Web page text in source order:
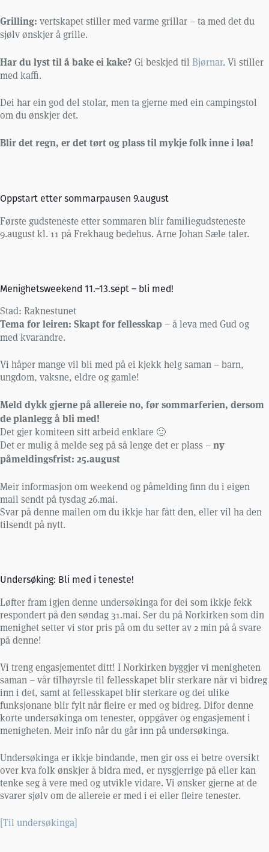
Grilling: vertskapet stiller med varme grillar – ta med det du
sjølv ønskjer å grille.
Har du lyst til å bake ei kake? Gi beskjed til Bjørnar. Vi stiller
med kaffi.
Dei har ein god del stolar, men ta gjerne med ein campingstol
om du ønskjer det.
Blir det regn, er det tørt og plass til mykje folk inne i løa!
Oppstart etter sommarpausen 9.august
Første gudsteneste etter sommaren blir familiegudsteneste
9.august kl. 11 på Frekhaug bedehus. Arne Johan Sæle taler.
Menighetsweekend 11.–13.sept – bli med!
Stad: Raknestunet
Tema for leiren: Skapt for fellesskap – å leva med Gud og
med kvarandre.
Vi håper mange vil bli med på ei kjekk helg saman – barn,
ungdom, vaksne, eldre og gamle!
Meld dykk gjerne på allereie no, før sommarferien, dersom
de planlegg å bli med!
Det gjer komiteen sitt arbeid enklare 🙂
Det er mulig å melde seg på så lenge det er plass –ny
påmeldingsfrist: 25.august
Meir informasjon om weekend og påmelding finn du i eigen
mail sendt på tysdag 26.mai.
Svar på denne mailen om du ikkje har fått den, eller vil ha den
tilsendt på nytt.
Undersøking: Bli med i teneste!
Løfter fram igjen denne undersøkinga for dei som ikkje fekk
respondert på den søndag 31.mai. Ser du på Norkirken som din
menighet setter vi stor pris på om du setter av 2 min på å svare
på denne!
Vi treng engasjementet ditt! I Norkirken byggjer vi menigheten
saman – vår tilhøyrsle til fellesskapet blir sterkare når vi bidreg
inn i det, samt at fellesskapet blir sterkare og dei ulike
funksjonane blir fylt når fleire er med og bidreg. Difor denne
korte undersøkinga om tenester, oppgåver og engasjement i
menigheten. Meir info når du går inn på undersøkinga.
Undersøkinga er ikkje bindande, men gir oss ei betre oversikt
over kva folk ønskjer å bidra med, er nysgjerrige på eller kan
tenke seg å vere med og utvikle vidare. Vi ønsker gjerne at de
svarer sjølv om de allereie er med i ei eller fleire tenester.
[Til undersøkinga]